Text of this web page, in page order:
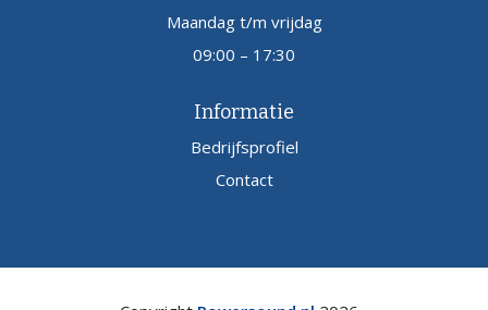
Maandag t/m vrijdag
09:00 – 17:30
Informatie
Bedrijfsprofiel
Contact